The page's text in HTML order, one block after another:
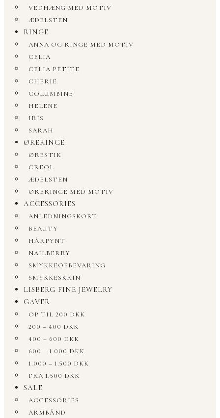
VEDHÆNG MED MOTIV
ÆDELSTEN
RINGE
ANNA OG RINGE MED MOTIV
CELIA
CELIA PETITE
CHERIE
COLUMBINE
HELENE
IRIS
SARAH
ØRERINGE
ØRESTIK
CREOL
ÆDELSTEN
ØRERINGE MED MOTIV
ACCESSORIES
ANLEDNINGSKORT
BEAUTY
HÅRPYNT
NAILBERRY
SMYKKEOPBEVARING
SMYKKESKRIN
LISBERG FINE JEWELRY
GAVER
OP TIL 200 DKK
200 – 400 DKK
400 – 600 DKK
600 – 1.000 DKK
1.000 – 1.500 DKK
FRA 1.500 DKK
SALE
ACCESSORIES
ARMBÅND